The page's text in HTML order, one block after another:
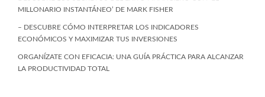
MILLONARIO INSTANTÁNEO’ DE MARK FISHER
– DESCUBRE CÓMO INTERPRETAR LOS INDICADORES
ECONÓMICOS Y MAXIMIZAR TUS INVERSIONES
ORGANÍZATE CON EFICACIA: UNA GUÍA PRÁCTICA PARA ALCANZAR
LA PRODUCTIVIDAD TOTAL